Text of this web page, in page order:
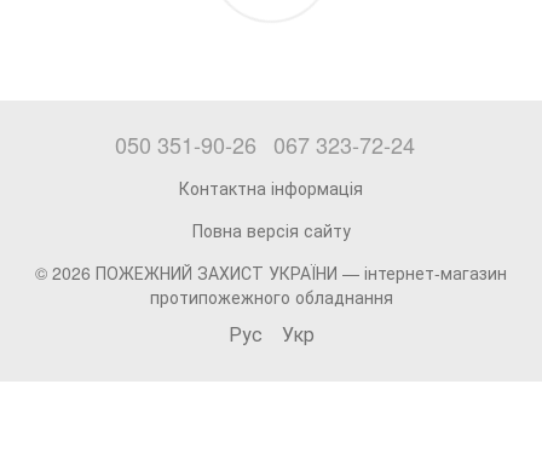
050 351-90-26 067 323-72-24
Контактна інформація
Повна версія сайту
© 2026 ПОЖЕЖНИЙ ЗАХИСТ УКРАЇНИ — інтернет-магазин
протипожежного обладнання
Рус Укр